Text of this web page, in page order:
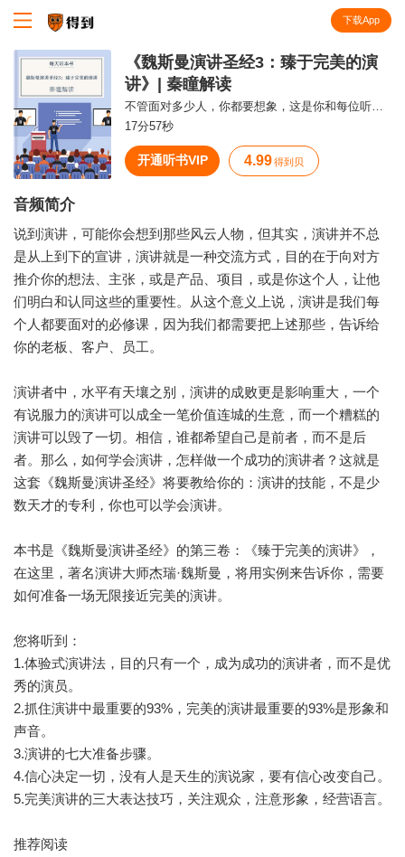
下载App
《魏斯曼演讲圣经3：臻于完美的演
讲》| 秦瞳解读
不管面对多少人，你都要想象，这是你和每位听众的“单独对谈”。
17分57秒
开通听书VIP 4.99 得到贝
音频简介
说到演讲，可能你会想到那些风云人物，但其实，演讲并不总
是从上到下的宣讲，演讲就是一种交流方式，目的在于向对方
推介你的想法、主张，或是产品、项目，或是你这个人，让他
们明白和认同这些的重要性。从这个意义上说，演讲是我们每
个人都要面对的必修课，因为我们都需要把上述那些，告诉给
你的老板、客户、员工。
演讲者中，水平有天壤之别，演讲的成败更是影响重大，一个
有说服力的演讲可以成全一笔价值连城的生意，而一个糟糕的
演讲可以毁了一切。相信，谁都希望自己是前者，而不是后
者。那么，如何学会演讲，怎样做一个成功的演讲者？这就是
这套《魏斯曼演讲圣经》将要教给你的：演讲的技能，不是少
数天才的专利，你也可以学会演讲。
本书是《魏斯曼演讲圣经》的第三卷：《臻于完美的演讲》，
在这里，著名演讲大师杰瑞·魏斯曼，将用实例来告诉你，需要
如何准备一场无限接近完美的演讲。
您将听到：
1.体验式演讲法，目的只有一个，成为成功的演讲者，而不是优
秀的演员。
2.抓住演讲中最重要的93%，完美的演讲最重要的93%是形象和
声音。
3.演讲的七大准备步骤。
4.信心决定一切，没有人是天生的演说家，要有信心改变自己。
5.完美演讲的三大表达技巧，关注观众，注意形象，经营语言。
推荐阅读